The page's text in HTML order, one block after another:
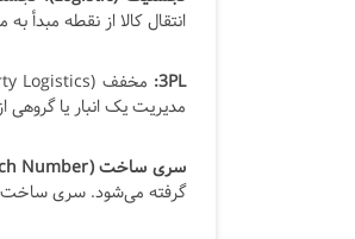
انتقال کالا از نقطه مبدأ
3PL:
مدیریت یک انبار یا گروهی
سری ساخت (Batch Number):
گرفته می‌شود. سری ساخت